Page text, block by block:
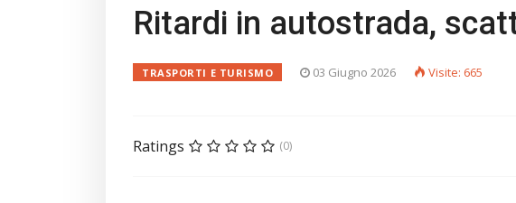
Ritardi in autostrada,
TRASPORTI E TURISMO 03 Giugno 2026 Visite: 665
Ratings (0)